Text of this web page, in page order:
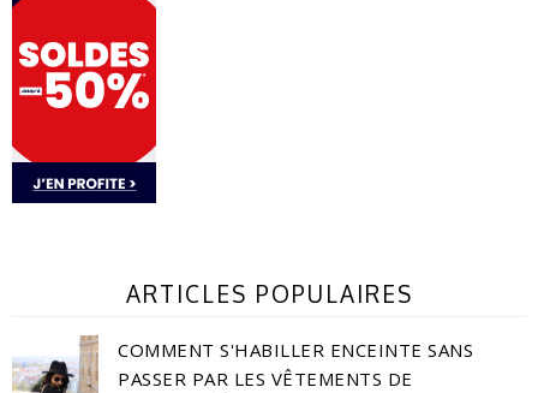
ARTICLES POPULAIRES
COMMENT S'HABILLER ENCEINTE SANS
PASSER PAR LES VÊTEMENTS DE